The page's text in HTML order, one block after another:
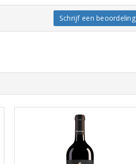
Schrijf een beoordeling